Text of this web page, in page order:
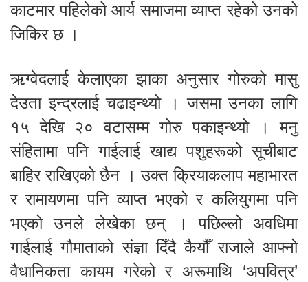
काटमार पहिलेको आर्य समाजमा व्याप्त रहेको उनको
जिकिर छ ।
ऋग्वेदलाई केलाएका झाका अनुसार गोरुको मासु
देउता इन्द्रलाई चढाइन्थ्यो । जसमा उनका लागि
१५ देखि २० वटासम्म गोरु पकाइन्थ्यो । मनु
संहितामा पनि गाईलाई खाद्य पशुहरूको सूचीबाट
बाहिर राखिएको छैन । उक्त क्रियाकलाप महाभारत
र रामायणमा पनि व्याप्त भएको र कलियुगमा पनि
भएको उनले लेखेका छन् । पछिल्लो अवधिमा
गाईलाई गौमाताको संज्ञा दिँदै कैयौँ राजाले आफ्नो
वैधानिकता कायम गरेको र अरूमाथि ‘अपवित्र’